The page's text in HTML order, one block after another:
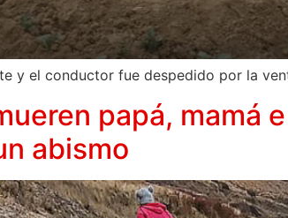
y el conductor fue despedido por la
papá, mamá
abismo